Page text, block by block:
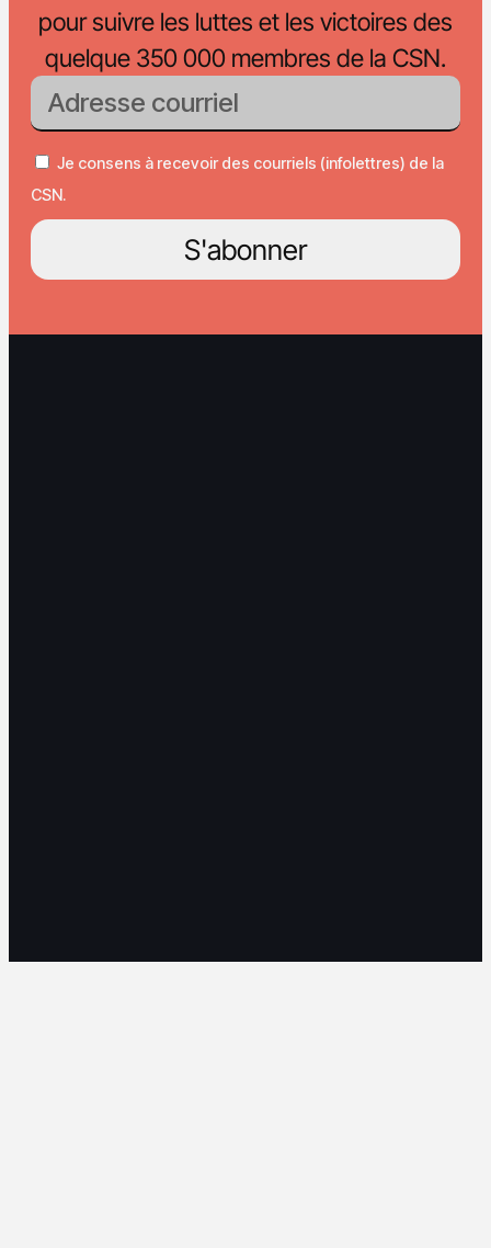
pour suivre les luttes et les victoires des
quelque 350 000 membres de la CSN.
Je consens à recevoir des courriels (infolettres) de la
CSN.
S'abonner